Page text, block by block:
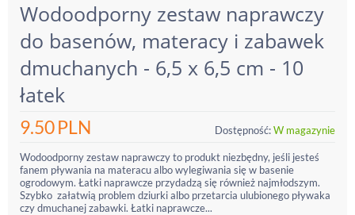
Wodoodporny zestaw naprawczy
do basenów, materacy i zabawek
dmuchanych - 6,5 x 6,5 cm - 10
łatek
9.50PLN Dostępność:W magazynie
Wodoodporny zestaw naprawczy to produkt niezbędny, jeśli jesteś
fanem pływania na materacu albo wylegiwania się w basenie
ogrodowym. Łatki naprawcze przydadzą się również najmłodszym.
Szybko załatwią problem dziurki albo przetarcia ulubionego pływaka
czy dmuchanej zabawki. Łatki naprawcze...